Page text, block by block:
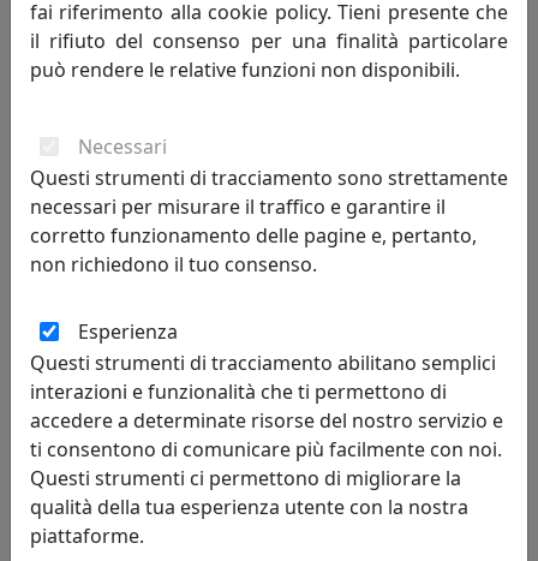
306,00 €
LAMPADA A SOSPENSIONE COLLEZIONE VINTAGE C984 GIALLO
Ferroluce
306,00 €
fai riferimento alla cookie policy. Tieni presente che
il rifiuto del consenso per una finalità particolare
può rendere le relative funzioni non disponibili.
Necessari
Questi strumenti di tracciamento sono strettamente
necessari per misurare il traffico e garantire il
corretto funzionamento delle pagine e, pertanto,
non richiedono il tuo consenso.
Esperienza
Questi strumenti di tracciamento abilitano semplici
interazioni e funzionalità che ti permettono di
accedere a determinate risorse del nostro servizio e
ti consentono di comunicare più facilmente con noi.
Questi strumenti ci permettono di migliorare la
qualità della tua esperienza utente con la nostra
piattaforme.